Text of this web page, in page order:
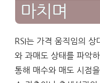
마치며
RSI는 가격 움직임의
와 과매도 상태를 파악
통해 매수와 매도 시점